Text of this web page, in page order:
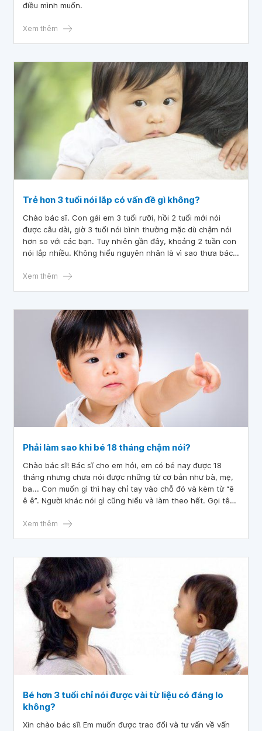
điều mình muốn.
Xem thêm
Trẻ hơn 3 tuổi nói lắp có vấn đề gì không?
Chào bác sĩ. Con gái em 3 tuổi rưỡi, hồi 2 tuổi mới nói
được câu dài, giờ 3 tuổi nói bình thường mặc dù chậm nói
hơn so với các bạn. Tuy nhiên gần đây, khoảng 2 tuần con
nói lắp nhiều. Không hiểu nguyên nhân là vì sao thưa bác
Cảm ơn bác sĩ rất nhiều.
Xem thêm
Phải làm sao khi bé 18 tháng chậm nói?
Chào bác sĩ! Bác sĩ cho em hỏi, em có bé nay được 18
tháng nhưng chưa nói được những từ cơ bản như bà, mẹ,
ba... Con muốn gì thì hay chỉ tay vào chỗ đó và kèm từ “ê
ê ê”. Người khác nói gì cũng hiểu và làm theo hết. Gọi tên
Xem thêm
Bé hơn 3 tuổi chỉ nói được vài từ liệu có đáng lo
không?
Xin chào bác sĩ! Em muốn được trao đổi và tư vấn về vấn